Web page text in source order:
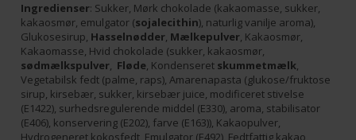
Ingredienser: Sukker, Mørk chokolade (kakaomasse, sukker,
kakaosmør, emulgator (sojalecithin), naturlig vanilje aroma),
Glukosesirup, Hasselnødder, Mælkepulver, Kakaosmør,
Kakaomasse, Hvid chokolade (sukker, kakaosmør,
sødmælkspulver, Fløde, Kondenseret skummetmælk,
Vegetabilsk fedt (palme, raps), Amarenapasta (glukose/fruktose
sirup, kirsebær, sukker, kirsebær juice, modificeret stivelse
(E1422), surhedsregulerende middel (E330), aroma, stabilisator
(E406), konservering (E202), farve (E163)), Kakaopulver,
Hydrogeneret kokosfedt, Emulgator (E492), Fedtfattig kakao,